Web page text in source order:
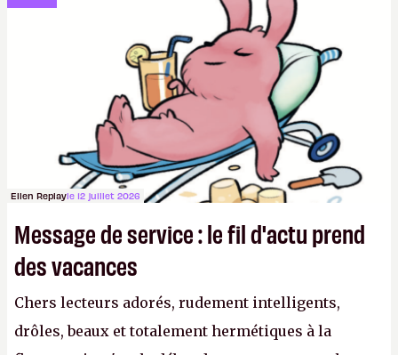
sur le déblocage du jeu en Russie et l'explosion des
joueurs majeurs (+32 %). L'avenir appartient donc
aux adultes, qui ne sont jamais que des enfants
avec du pouvoir d'achat.P.
Ellen Replayle 12 juillet 2026
Message de service : le fil d'actu prend
des vacances
Chers lecteurs adorés, rudement intelligents,
drôles, beaux et totalement hermétiques à la